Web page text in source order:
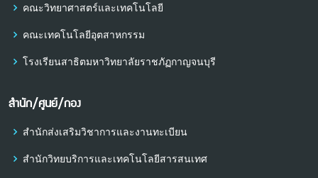
คณะวิทยาศาสตร์และเทคโนโลยี
คณะเทคโนโลยีอุตสาหกรรม
โรงเรียนสาธิตมหาวิทยาลัยราชภัฏกาญจนบุรี
สำนัก/ศูนย์/กอง
สำนักส่งเสริมวิชาการและงานทะเบียน
สำนักวิทยบริการและเทคโนโลยีสารสนเทศ